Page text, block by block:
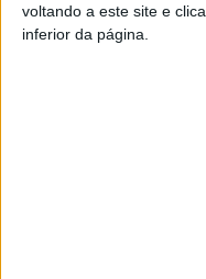
voltando a este site e
inferior da página.
As inscrições para